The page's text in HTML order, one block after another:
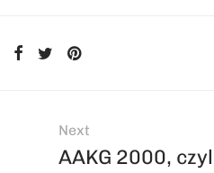
Next
AAKG 2000,